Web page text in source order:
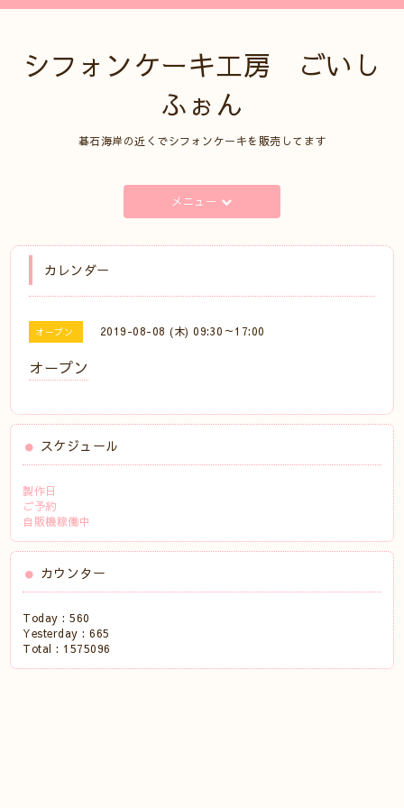
シフォンケーキ工房 ごいし
ふぉん
碁石海岸の近くでシフォンケーキを販売してます
メニュー
カレンダー
オープン 2019-08-08 (木) 09:30～17:00
オープン
スケジュール
製作日
ご予約
自販機稼働中
カウンター
Today :560
Yesterday :665
Total : 1575096